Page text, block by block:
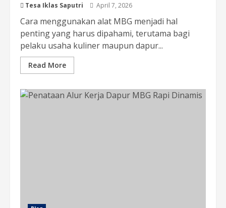
Tesa Iklas Saputri April 7, 2026
Cara menggunakan alat MBG menjadi hal
penting yang harus dipahami, terutama bagi
pelaku usaha kuliner maupun dapur...
Read More